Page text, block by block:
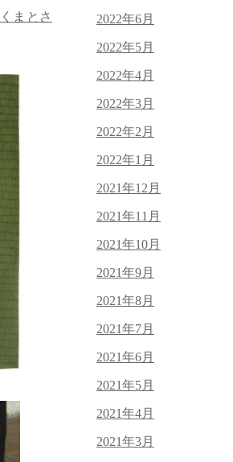
まとさ
2022年6月
2022年5月
2022年4月
2022年3月
2022年2月
2022年1月
2021年12月
2021年11月
2021年10月
2021年9月
2021年8月
2021年7月
2021年6月
2021年5月
2021年4月
2021年3月